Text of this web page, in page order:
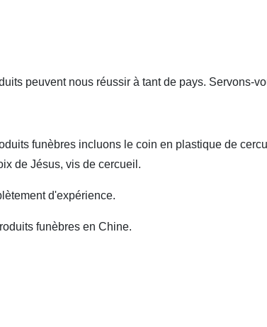
peuvent nous réussir à tant de pays. Servons-
funèbres incluons le coin en plastique de
de Jésus, vis de cercueil.
d'expérience.
funèbres en Chine.